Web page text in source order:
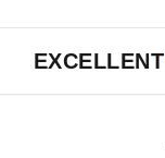
EXCELLENT